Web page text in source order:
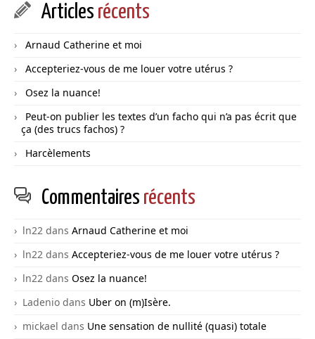
Articles récents
Arnaud Catherine et moi
Accepteriez-vous de me louer votre utérus ?
Osez la nuance!
Peut-on publier les textes d’un facho qui n’a pas écrit que
ça (des trucs fachos) ?
Harcèlements
Commentaires récents
ln22 dans Arnaud Catherine et moi
ln22 dans Accepteriez-vous de me louer votre utérus ?
ln22 dans Osez la nuance!
Ladenio dans Uber on (m)Isère.
mickael dans Une sensation de nullité (quasi) totale